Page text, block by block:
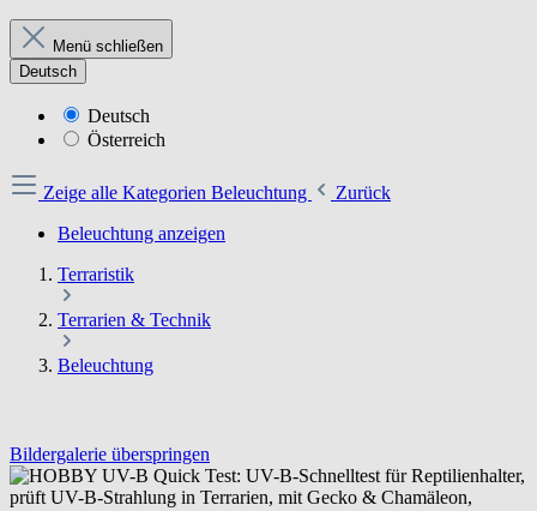
Menü schließen
Deutsch
Deutsch
Österreich
Zeige alle Kategorien Beleuchtung
Zurück
Beleuchtung anzeigen
Terraristik
Terrarien & Technik
Beleuchtung
Bildergalerie überspringen